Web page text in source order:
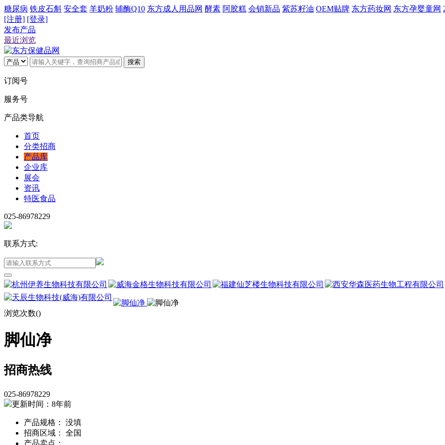
糖尿病 铁皮石斛 安全套 羊奶粉 辅酶Q10 东方成人用品网 酵素 阿胶糕 会销新品 紫苏籽油 OEM贴牌 东方药妆网 东方孕婴童网
[注册] [登录]
发布产品
最近浏览
搜索
订阅号
服务号
产品类导航
首页
分类招商
产品库
企业库
展会
资讯
特医食品
025-86978229
联系方式:
浏览次数()
脚仙净
招商热线
025-86978229
更新时间：8年前
产品规格： 没填
招商区域： 全国
产品卖点：